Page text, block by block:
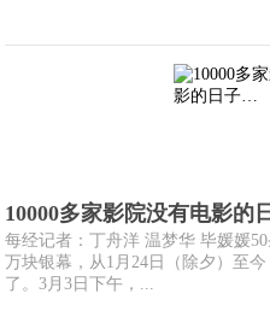
10000多家影院没有电影的
每经记者：丁舟洋 温梦华 毕媛媛
万块银幕，从1月24日（除夕）至
了。3月3日下午，...